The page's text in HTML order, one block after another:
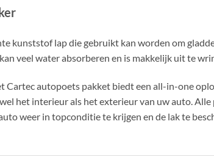
kunststof lap die gebruikt kan worden om
veel water absorberen en is makkelijk uit te
Cartec autopoets pakket biedt een all-in-one
het interieur als het exterieur van uw auto.
weer in topconditie te krijgen en de lak te